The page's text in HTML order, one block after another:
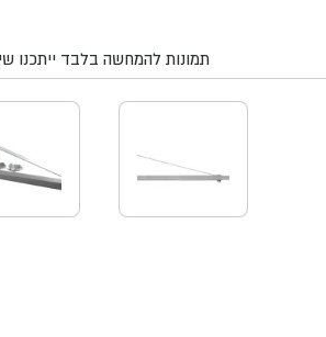
*תמונות להמחשה בלבד ייתכנו